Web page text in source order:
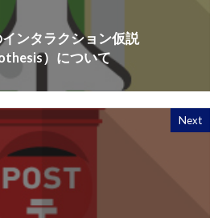
ンタラクション仮説
）について
Next